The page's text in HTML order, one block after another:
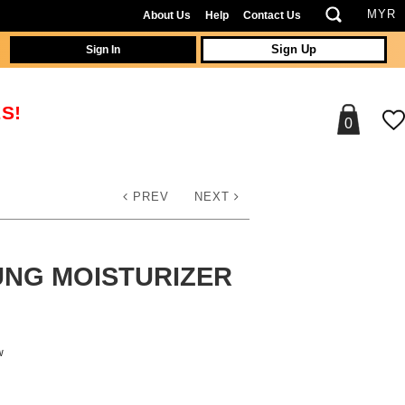
About Us Help Contact Us
Sign Up
Sign In
0
PREV NEXT
MOISTURIZER